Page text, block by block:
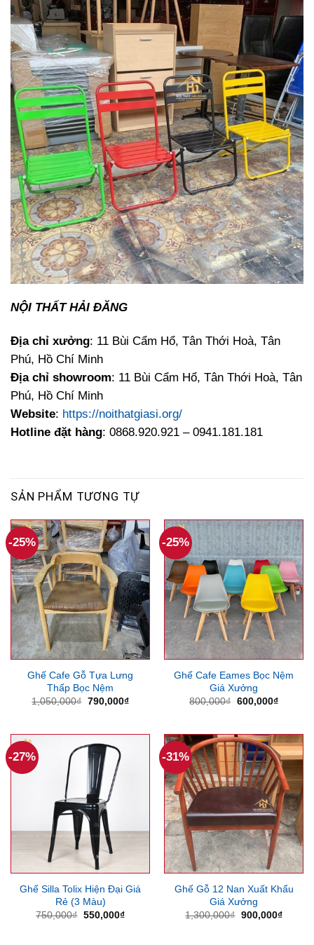
NỘI THẤT HẢI ĐĂNG
Địa chỉ xưởng: 11 Bùi Cẩm Hổ, Tân Thới Hoà, Tân
Phú, Hồ Chí Minh
Địa chỉ showroom: 11 Bùi Cẩm Hổ, Tân Thới Hoà, Tân
Phú, Hồ Chí Minh
Website: https://noithatgiasi.org/
Hotline đặt hàng: 0868.920.921 – 0941.181.181
SẢN PHẨM TƯƠNG TỰ
-25%
Ghế Cafe Gỗ Tựa Lưng
Thấp Bọc Nệm
1,050,000₫ Giá
790,000₫Giá
790,000₫.
-25%
Ghế Cafe Eames Bọc Nệm
Giá Xưởng
800,000₫ Giá
600,000₫Giá
-27%
Ghế Silla Tolix Hiện Đại Giá
Rẻ (3 Màu)
750,000₫ Giá
550,000₫Giá
-31%
Ghế Gỗ 12 Nan Xuất Khẩu
Giá Xưởng
1,300,000₫ Giá
900,000₫Giá